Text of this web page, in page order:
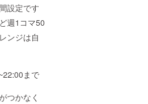
設定です
週1コマ50
ンジは自
まで
つかなく